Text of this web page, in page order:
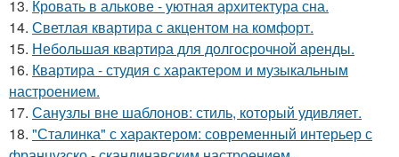
13. Кровать в алькове - уютная архитектура сна.
14. Светлая квартира с акцентом на комфорт.
15. Небольшая квартира для долгосрочной аренды.
16. Квартира - студия с характером и музыкальным
настроением.
17. Санузлы вне шаблонов: стиль, который удивляет.
18. "Сталинка" с характером: современный интерьер с